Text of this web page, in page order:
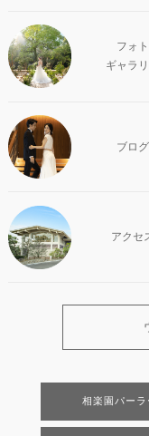
フォト
ギャラ
ブログ
アクセ
相楽園パーラ